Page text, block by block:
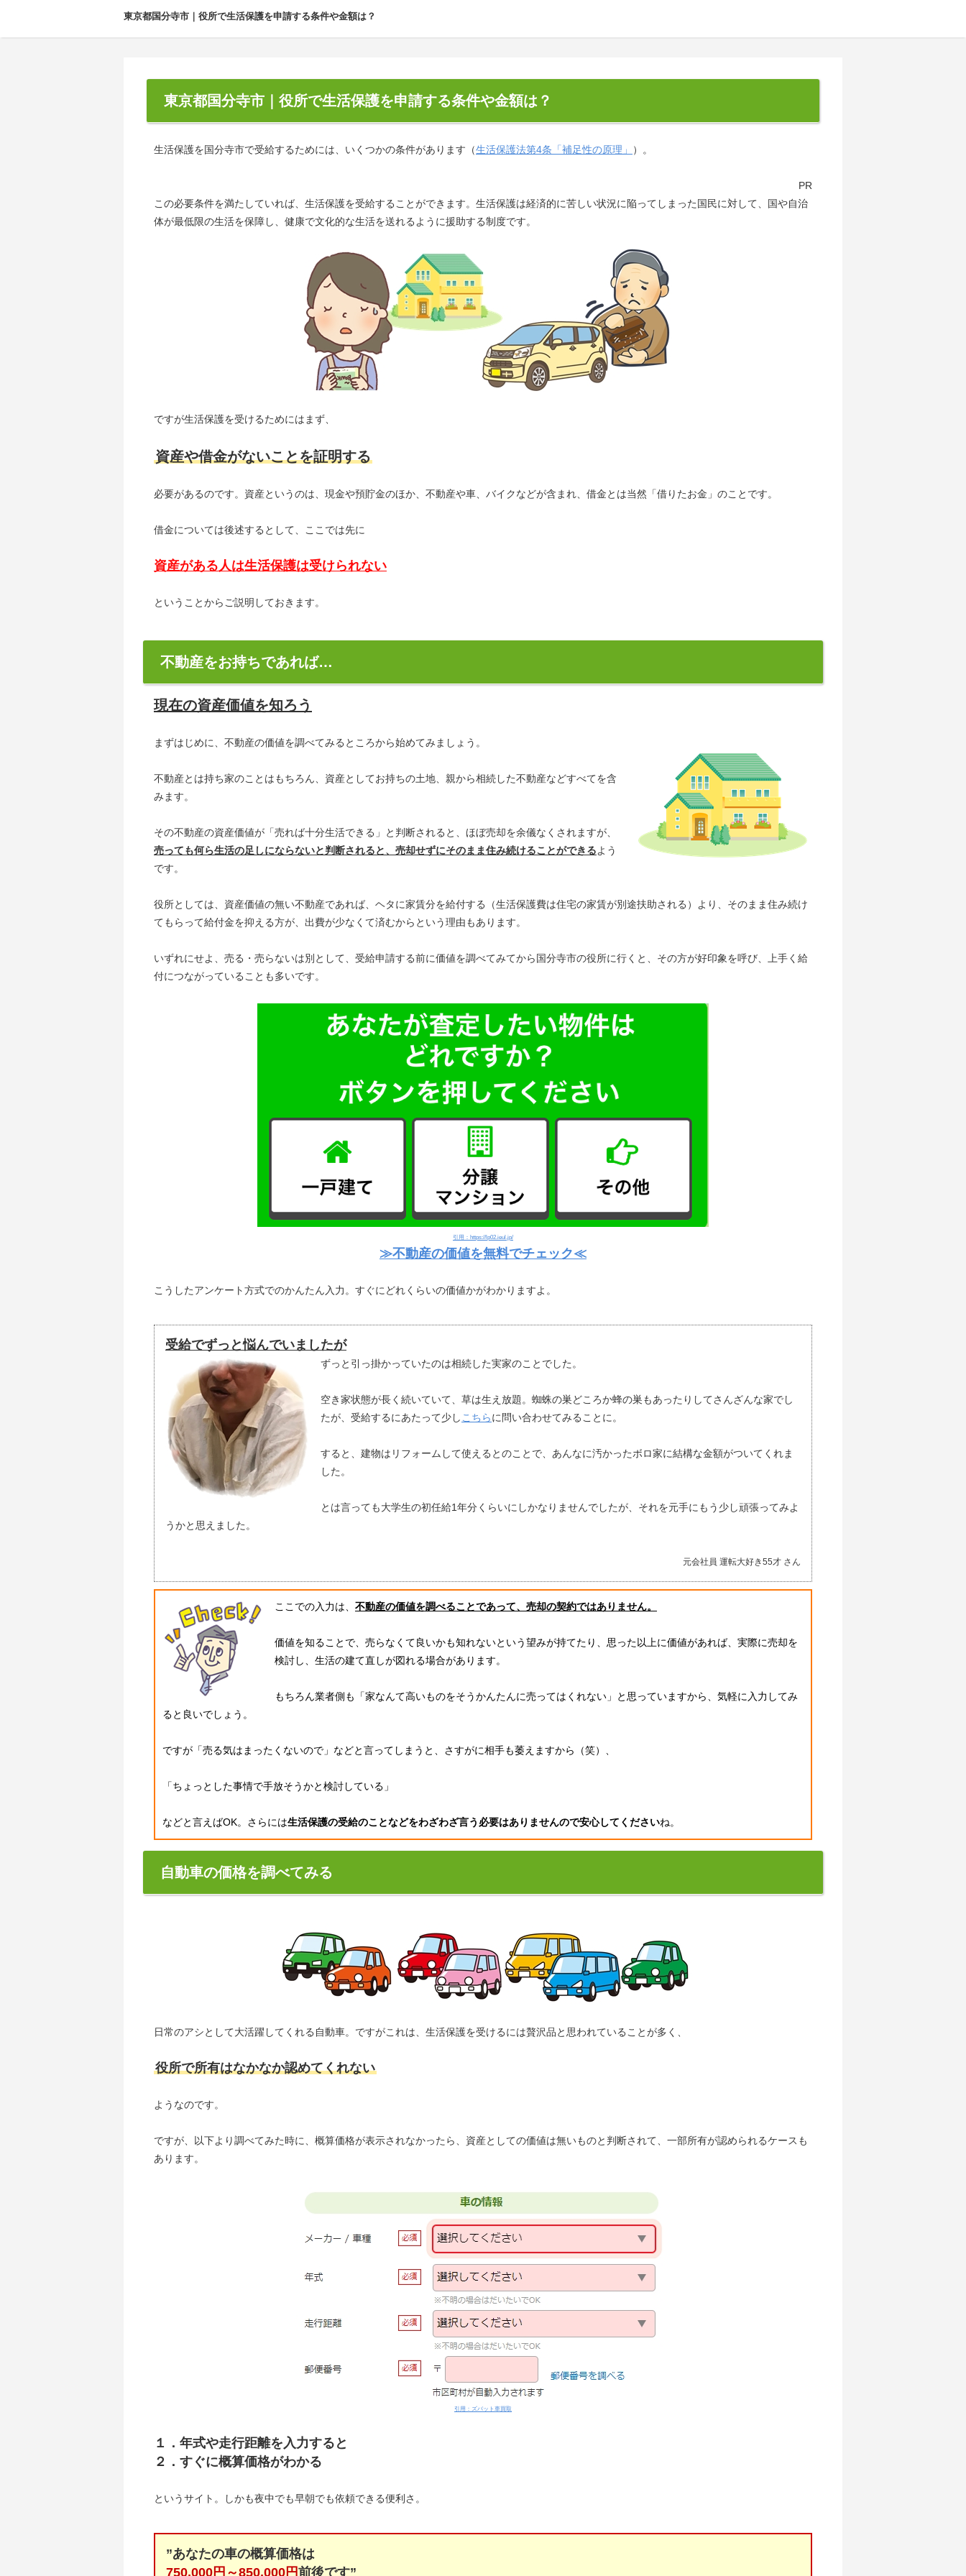
東京都国分寺市｜役所で生活保護を申請する条件や金額は？
東京都国分寺市｜役所で生活保護を申請する条件や金額は？
生活保護を国分寺市で受給するためには、いくつかの条件があります（生活保護法第4条「補足性の原理」 ）。
PR
この必要条件を満たしていれば、生活保護を受給することができます。生活保護は経済的に苦しい状況に陥ってしまった国民に対して、国や自治
体が最低限の生活を保障し、健康で文化的な生活を送れるように援助する制度です。
ですが生活保護を受けるためにはまず、
資産や借金がないことを証明する
必要があるのです。資産というのは、現金や預貯金のほか、不動産や車、バイクなどが含まれ、借金とは当然「借りたお金」のことです。
借金については後述するとして、ここでは先に
資産がある人は生活保護は受けられない
ということからご説明しておきます。
不動産をお持ちであれば…
現在の資産価値を知ろう
まずはじめに、不動産の価値を調べてみるところから始めてみましょう。
不動産とは持ち家のことはもちろん、資産としてお持ちの土地、親から相続した不動産などすべてを含
みます。
その不動産の資産価値が「売れば十分生活できる」と判断されると、ほぼ売却を余儀なくされますが、
売っても何ら生活の足しにならないと判断されると、売却せずにそのまま住み続けることができるよう
です。
役所としては、資産価値の無い不動産であれば、ヘタに家賃分を給付する（生活保護費は住宅の家賃が別途扶助される）より、そのまま住み続け
てもらって給付金を抑える方が、出費が少なくて済むからという理由もあります。
いずれにせよ、売る・売らないは別として、受給申請する前に価値を調べてみてから国分寺市の役所に行くと、その方が好印象を呼び、上手く給
付につながっていることも多いです。
引用：https://lp02.ieul.jp/
≫不動産の価値を無料でチェック≪
こうしたアンケート方式でのかんたん入力。すぐにどれくらいの価値かがわかりますよ。
受給でずっと悩んでいましたが
ずっと引っ掛かっていたのは相続した実家のことでした。
空き家状態が長く続いていて、草は生え放題。蜘蛛の巣どころか蜂の巣もあったりしてさんざんな家でし
たが、受給するにあたって少し こちらに問い合わせてみることに。
すると、建物はリフォームして使えるとのことで、あんなに汚かったボロ家に結構な金額がついてくれま
した。
とは言っても大学生の初任給1年分くらいにしかなりませんでしたが、それを元手にもう少し頑張ってみよ
うかと思えました。
元会社員 運転大好き55才 さん
ここでの入力は、 不動産の価値を調べることであって、売却の契約ではありません。
価値を知ることで、売らなくて良いかも知れないという望みが持てたり、思った以上に価値があれば、実際に売却を
検討し、生活の建て直しが図れる場合があります。
もちろん業者側も「家なんて高いものをそうかんたんに売ってはくれない」と思っていますから、気軽に入力してみ
ると良いでしょう。
ですが「売る気はまったくないので」などと言ってしまうと、さすがに相手も萎えますから（笑）、
「ちょっとした事情で手放そうかと検討している」
などと言えばOK。さらには生活保護の受給のことなどをわざわざ言う必要はありませんので安心してくださいね。
自動車の価格を調べてみる
日常のアシとして大活躍してくれる自動車。ですがこれは、生活保護を受けるには贅沢品と思われていることが多く、
役所で所有はなかなか認めてくれない
ようなのです。
ですが、以下より調べてみた時に、概算価格が表示されなかったら、資産としての価値は無いものと判断されて、一部所有が認められるケースも
あります。
引用：ズバット車買取
１．年式や走行距離を入力すると
２．すぐに概算価格がわかる
というサイト。しかも夜中でも早朝でも依頼できる便利さ。
”あなたの車の概算価格は
750,000円～850,000円前後です”